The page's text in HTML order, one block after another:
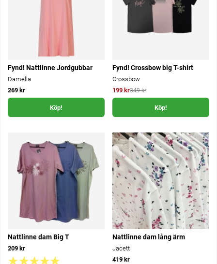
Fynd! Nattlinne Jordgubbar
Damella
269 kr
Köp!
Fynd! Crossbow big T-shirt
Crossbow
199 kr349 kr
Köp!
Nattlinne dam Big T
209 kr
Nattlinne dam lång ärm
Jacett
419 kr